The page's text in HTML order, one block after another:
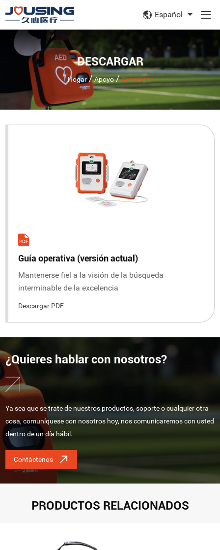
Español
DESCARGAR
Hogar/Apoyo/Descargar
Guía operativa (versión actual)
Mantenerse fiel a la visión de la búsqueda
interminable de la excelencia
Descargar PDF
¿Quieres hablar con nosotros?
Ya sea que se trate de nuestros productos, soporte o cualquier otra
cosa, comuníquese con nosotros hoy, nos comunicaremos con usted
dentro de un día hábil.
Contáctenos
PRODUCTOS RELACIONADOS